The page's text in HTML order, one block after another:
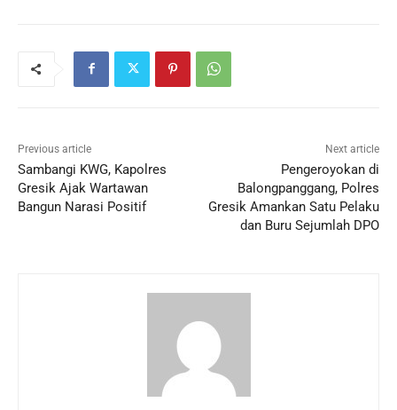
Previous article
Sambangi KWG, Kapolres
Gresik Ajak Wartawan
Bangun Narasi Positif
Next article
Pengeroyokan di
Balongpanggang, Polres
Gresik Amankan Satu Pelaku
dan Buru Sejumlah DPO